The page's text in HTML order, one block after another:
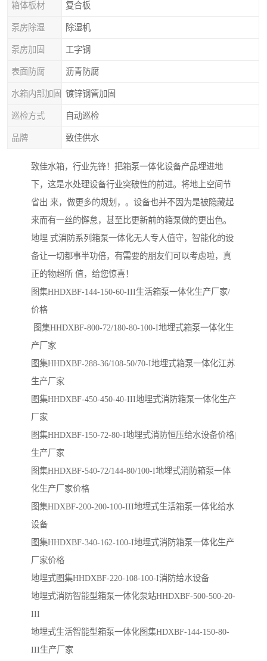
箱体板材 复合板
泵房除湿 除湿机
泵房加固 工字钢
表面防腐 沥青防腐
水箱内部加固 镀锌钢管加固
巡检方式 自动巡检
品牌 致佳供水
致佳水箱，行业先锋！把箱泵一体化设备产品埋进地
下，这是水处理设备行业突破性的前进。将地上空间节
省出 来，做更多的规划，。设备也并不因为是被隐藏起
来而有一丝的懈怠，甚至比更新前的箱泵做的更出色。
地埋 式消防系列箱泵一体化无人专人值守，智能化的设
备让一切都事半功倍，有需要的朋友们可以考虑啦，真
正的物超所 值，给您惊喜！
图集HHDXBF-144-150-60-III生活箱泵一体化生产厂家/
价格
图集HHDXBF-800-72/180-80-100-I地埋式箱泵一体化生
产厂家
图集HHDXBF-288-36/108-50/70-I地埋式箱泵一体化江苏
生产厂家
图集HHDXBF-450-450-40-III地埋式消防箱泵一体化生产
厂家
图集HHDXBF-150-72-80-I地埋式消防恒压给水设备价格|
生产厂家
图集HHDXBF-540-72/144-80/100-I地埋式消防箱泵一体
化生产厂家价格
图集HDXBF-200-200-100-III地埋式生活箱泵一体化给水
设备
图集HHDXBF-340-162-100-I地埋式消防箱泵一体化生产
厂家价格
地埋式图集HHDXBF-220-108-100-I消防给水设备
地埋式消防智能型箱泵一体化泵站HHDXBF-500-500-20-
III
地埋式生活智能型箱泵一体化图集HDXBF-144-150-80-
III生产厂家